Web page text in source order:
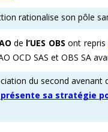
rationalise son pôle
de l’UES OBS ont repris
OCD SAS et OBS SA
du second avenant
présente sa stratégie